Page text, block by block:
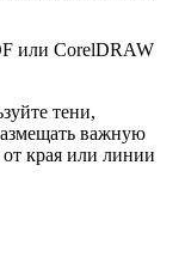
или CorelDRAW
тени,
важную
края или линии